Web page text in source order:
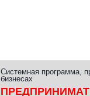
Системная программа,
бизнесах